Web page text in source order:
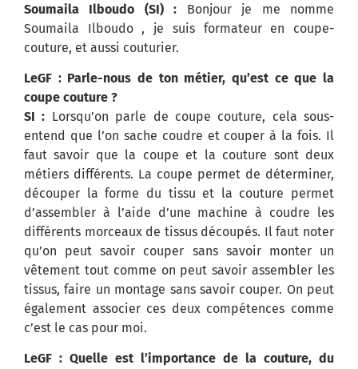
Soumaila Ilboudo (SI) : Bonjour je me nomme
Soumaila Ilboudo , je suis formateur en coupe-
couture, et aussi couturier.
LeGF : Parle-nous de ton métier, qu’est ce que la
coupe couture ?
SI : Lorsqu’on parle de coupe couture, cela sous-
entend que l’on sache coudre et couper à la fois. Il
faut savoir que la coupe et la couture sont deux
métiers différents. La coupe permet de déterminer,
découper la forme du tissu et la couture permet
d’assembler à l’aide d’une machine à coudre les
différents morceaux de tissus découpés. Il faut noter
qu’on peut savoir couper sans savoir monter un
vêtement tout comme on peut savoir assembler les
tissus, faire un montage sans savoir couper. On peut
également associer ces deux compétences comme
c’est le cas pour moi.
LeGF : Quelle est l’importance de la couture, du